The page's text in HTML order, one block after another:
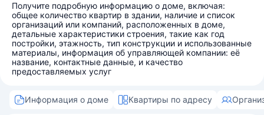
Получите подробную информацию о доме, включая:
общее количество квартир в здании, наличие и список
организаций или компаний, расположенных в доме,
детальные характеристики строения, такие как год
постройки, этажность, тип конструкции и использованные
материалы, информация об управляющей компании: её
название, контактные данные, и качество
предоставляемых услуг
Информация о доме Квартиры по адресу